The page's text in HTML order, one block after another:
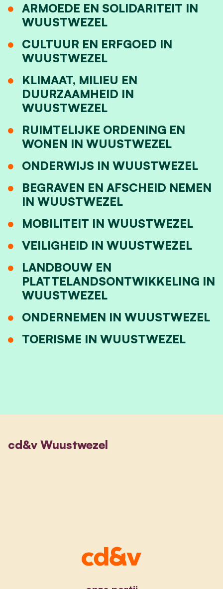
ARMOEDE EN SOLIDARITEIT IN
WUUSTWEZEL
CULTUUR EN ERFGOED IN
WUUSTWEZEL
KLIMAAT, MILIEU EN
DUURZAAMHEID IN
WUUSTWEZEL
RUIMTELIJKE ORDENING EN
WONEN IN WUUSTWEZEL
ONDERWIJS IN WUUSTWEZEL
BEGRAVEN EN AFSCHEID NEMEN
IN WUUSTWEZEL
MOBILITEIT IN WUUSTWEZEL
VEILIGHEID IN WUUSTWEZEL
LANDBOUW EN
PLATTELANDSONTWIKKELING IN
WUUSTWEZEL
ONDERNEMEN IN WUUSTWEZEL
TOERISME IN WUUSTWEZEL
cd&v Wuustwezel